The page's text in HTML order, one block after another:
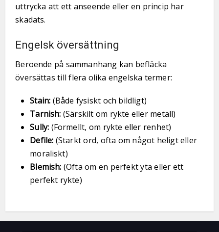
uttrycka att ett anseende eller en princip har
skadats.
Engelsk översättning
Beroende på sammanhang kan befläcka
översättas till flera olika engelska termer:
Stain: (Både fysiskt och bildligt)
Tarnish: (Särskilt om rykte eller metall)
Sully: (Formellt, om rykte eller renhet)
Defile: (Starkt ord, ofta om något heligt eller
moraliskt)
Blemish: (Ofta om en perfekt yta eller ett
perfekt rykte)